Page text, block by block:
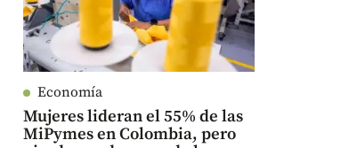
Economía
Mujeres lideran el 55% de las
MiPymes en Colombia, pero